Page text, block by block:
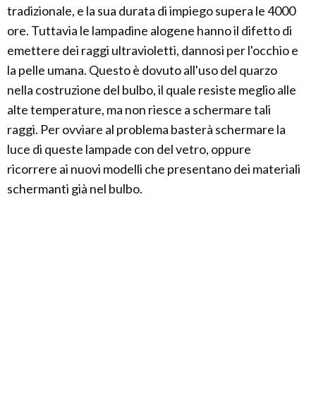
tradizionale, e la sua durata di impiego supera le 4000
ore. Tuttavia le lampadine alogene hanno il difetto di
emettere dei raggi ultravioletti, dannosi per l'occhio e
la pelle umana. Questo è dovuto all'uso del quarzo
nella costruzione del bulbo, il quale resiste meglio alle
alte temperature, ma non riesce a schermare tali
raggi. Per ovviare al problema basterà schermare la
luce di queste lampade con del vetro, oppure
ricorrere ai nuovi modelli che presentano dei materiali
schermanti già nel bulbo.